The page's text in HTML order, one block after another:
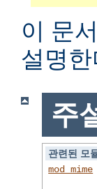
이 문
설명한
주
관련된 모
mod_mime